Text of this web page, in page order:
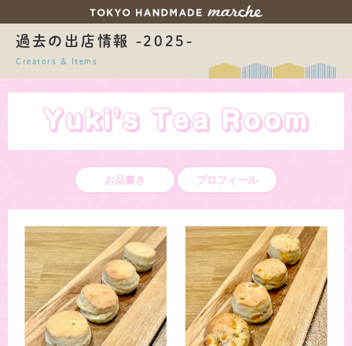
過去の出店情報 -2025-
Creators & Items
Yuki's Tea Room
お品書き プロフィール